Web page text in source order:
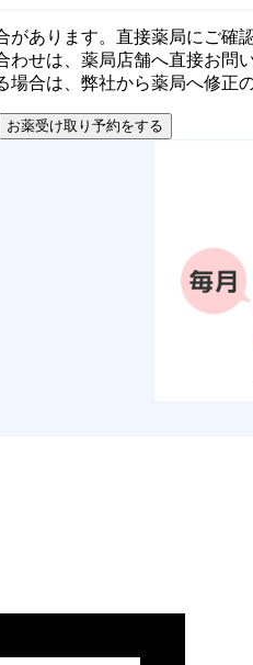
あります。直接薬局にご確
せは、薬局店舗へ直接お問
合は、弊社から薬局へ修正
お薬受け取り予約をする